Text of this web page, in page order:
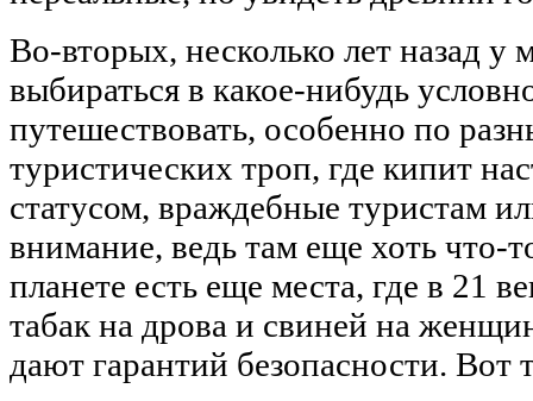
Во-вторых, несколько лет назад у
выбираться в какое-нибудь
путешествовать, особенно по
туристических троп, где кипит
статусом, враждебные туристам
внимание, ведь там еще хоть что-
планете есть еще места, где в 21
табак на дрова и свиней на
дают гарантий безопасности.